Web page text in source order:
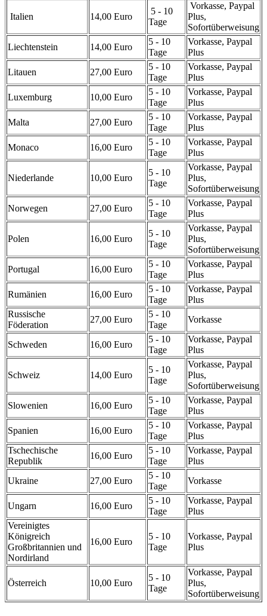
Italien 14,00 Euro
5 - 10
Tage
Vorkasse, Paypal
Plus,
Sofortüberweisung
Liechtenstein
14,00 Euro
5 - 10
Tage
Vorkasse, Paypal
Plus
Litauen
27,00 Euro
5 - 10
Tage
Vorkasse, Paypal
Plus
Luxemburg
10,00 Euro
5 - 10
Tage
Vorkasse, Paypal
Plus
Malta
27,00 Euro
5 - 10
Tage
Vorkasse, Paypal
Plus
Monaco
16,00 Euro
5 - 10
Tage
Vorkasse, Paypal
Plus
Niederlande 10,00 Euro
5 - 10
Tage
Vorkasse, Paypal
Plus,
Sofortüberweisung
Norwegen
27,00 Euro
5 - 10
Tage
Vorkasse, Paypal
Plus
Polen 16,00 Euro
5 - 10
Tage
Vorkasse, Paypal
Plus,
Sofortüberweisung
Portugal
16,00 Euro
5 - 10
Tage
Vorkasse, Paypal
Plus
Rumänien
16,00 Euro
5 - 10
Tage
Vorkasse, Paypal
Plus
Russische
Föderation
27,00 Euro
5 - 10
Tage
Vorkasse
Schweden 16,00 Euro
5 - 10
Tage
Vorkasse, Paypal
Plus
Schweiz 14,00 Euro
5 - 10
Tage
Vorkasse, Paypal
Plus,
Sofortüberweisung
Slowenien
16,00 Euro
5 - 10
Tage
Vorkasse, Paypal
Plus
Spanien
16,00 Euro
5 - 10
Tage
Vorkasse, Paypal
Plus
Tschechische
Republik
16,00 Euro
5 - 10
Tage
Vorkasse, Paypal
Plus
Ukraine
27,00 Euro
5 - 10
Tage
Vorkasse
Ungarn 16,00 Euro
5 - 10
Tage
Vorkasse, Paypal
Plus
Vereinigtes
Königreich
Großbritannien und
Nordirland
16,00 Euro
5 - 10
Tage
Vorkasse, Paypal
Plus
Österreich 10,00 Euro
5 - 10
Tage
Vorkasse, Paypal
Plus,
Sofortüberweisung